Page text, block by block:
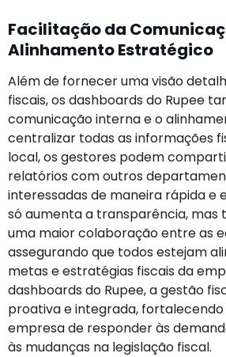
Facilitação da
Alinhamento Estratégico
Além de fornecer uma visão
fiscais, os dashboards do Rupee
comunicação interna e o
centralizar todas as informações
local, os gestores podem
relatórios com outros
interessadas de maneira rápida e
só aumenta a transparência,
uma maior colaboração entre as
assegurando que todos estejam
metas e estratégias fiscais da
dashboards do Rupee, a gestão
proativa e integrada,
empresa de responder às
às mudanças na legislação fiscal.